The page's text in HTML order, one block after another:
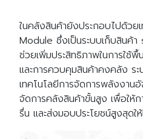
ในคลังสินค้ายังประกอบไปด้ว
Module ซึ่งเป็นระบบเก็บสินค้
ช่วยเพิ่มประสิทธิภาพในการใช้
และการควบคุมสินค้าคงคลัง ร
เทคโนโลยีการจัดการพลังงานอั
จัดการคลังสินค้าขั้นสูง เพื่อให้ก
รื่น และส่งมอบประโยชน์สูงสุดใ